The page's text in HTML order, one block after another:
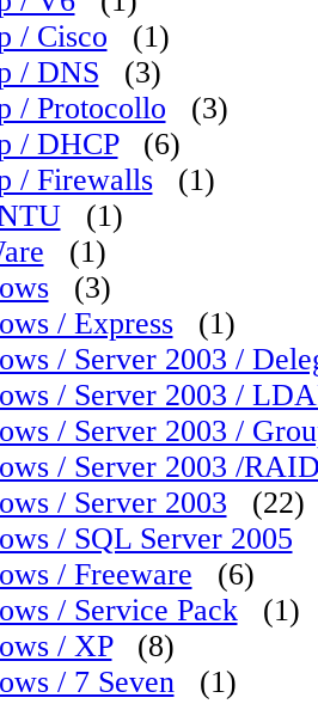
/ Cisco
(1)
/ DNS
(3)
/ Protocollo
(3)
/ DHCP
(6)
/ Firewalls
(1)
(1)
(1)
(3)
/ Express
(1)
/ Server 2003 /
/ Server 2003 /
/ Server 2003 /
/ Server 2003 /
/ Server 2003
(22)
/ SQL Server 2005
/ Freeware
(6)
/ Service Pack
(1)
/ XP
(8)
/ 7 Seven
(1)